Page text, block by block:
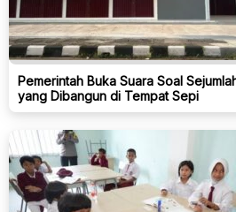
Pemerintah Buka Suara Soal
yang Dibangun di Tempat Sepi